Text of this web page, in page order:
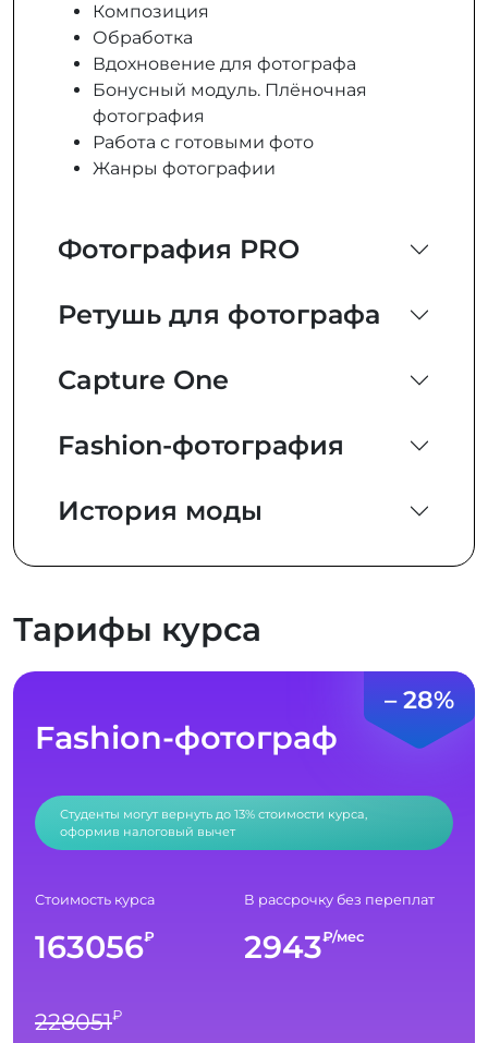
Композиция
Обработка
Вдохновение для фотографа
Бонусный модуль. Плёночная
фотография
Работа с готовыми фото
Жанры фотографии
Фотография PRO
Ретушь для фотографа
Capture One
Fashion-фотография
История моды
Тарифы курса
– 28%
Fashion-фотограф
Студенты могут вернуть до 13% стоимости курса,
оформив налоговый вычет
Стоимость курса
163056₽
228051₽
В рассрочку без переплат
2943₽/мес